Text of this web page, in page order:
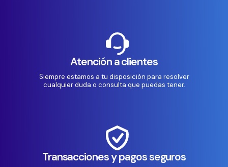
Atención a clientes
Siempre estamos a tu disposición para resolver
cualquier duda o consulta que puedas tener.
Transacciones y pagos seguros